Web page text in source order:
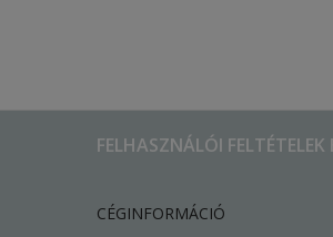
FELHASZNÁLÓI
CÉGINFORMÁCIÓ